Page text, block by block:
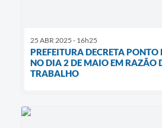
25 ABR 2025 - 16h25
PREFEITURA DECRETA
NO DIA 2 DE MAIO EM RAZÃO
TRABALHO